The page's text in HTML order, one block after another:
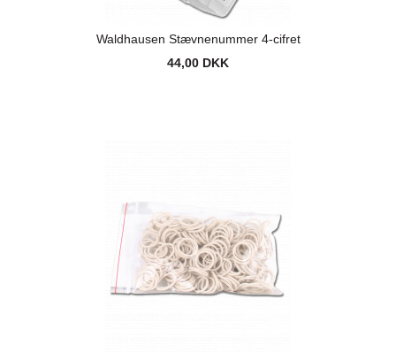
Waldhausen Stævnenummer 4-cifret
44,00 DKK